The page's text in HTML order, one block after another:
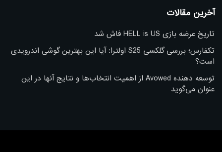
آخرین مقالات
تاریخ عرضه بازی HELL is US فاش شد
تکفارس؛ بررسی گلکسی S25 اولترا: آیا این بهترین گوشی اندرویدی
است؟
توسعه دهنده Avowed از اهمیت انتخاب‌ها و نتایج آنها در این
عنوان می‌گوید